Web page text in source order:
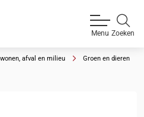
Menu Zoeken
afval en milieu
Groen en dieren